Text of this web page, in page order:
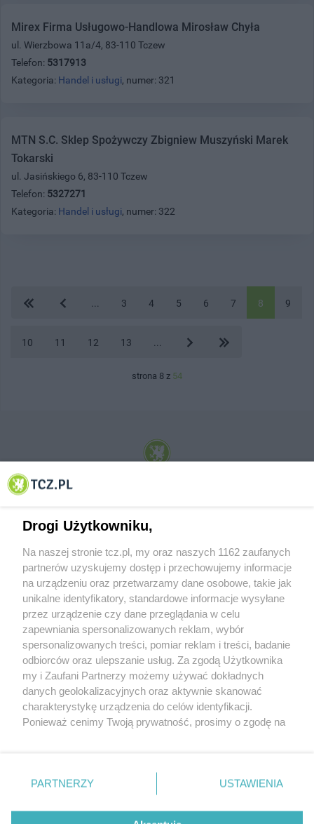
Mirex Firma Usługowo-Handlowa Mirosław Chyła
ul. Wierzbowa 11a/4, 83-110 Tczew
Telefon: 5317913
Kategoria: Handel i usługi, numer: 321
MTN S.C. Sklep Spożywczy Zbigniew Muszyński Marek
Tokarski
ul. Jasińskiego 6, 83-110 Tczew
Telefon: 5327271
Kategoria: Handel i usługi, numer: 322
3 4 5 6 7 8 9
10 11 12 13
strona 8 z 54
© 2001-2026 Tczew - TCZ.PL Sp. z o.o. Internetowy Serwis Informacyjny Miasta
O FIRMIE POLITYKA PRYWATNOŚCI HOSTING
REKLAMA WSPÓŁPRACA RSS FACEBOOK KONTAKT
Nasze serwisy
Aktualności
Tcz24
Historia miasta
Muzyka i kultura
Archiwum wydarzeń
Zdjęcia miasta
Drogi Użytkowniku,
Na naszej stronie tcz.pl, my oraz naszych 1162 zaufanych
partnerów uzyskujemy dostęp i przechowujemy informacje
na urządzeniu oraz przetwarzamy dane osobowe, takie jak
unikalne identyfikatory, standardowe informacje wysyłane
przez urządzenie czy dane przeglądania w celu
zapewniania spersonalizowanych reklam, wybór
spersonalizowanych treści, pomiar reklam i treści, badanie
odbiorców oraz ulepszanie usług. Za zgodą Użytkownika
my i Zaufani Partnerzy możemy używać dokładnych
danych geolokalizacyjnych oraz aktywnie skanować
charakterystykę urządzenia do celów identyfikacji.
Ponieważ cenimy Twoją prywatność, prosimy o zgodę na
znajdujący się w lewym dolnym rogu strony
. Niektóre
PARTNERZY USTAWIENIA